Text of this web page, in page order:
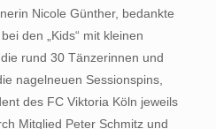
Nicole Günther, bedankte
den „Kids“ mit kleinen
rund 30 Tänzerinnen und
nagelneuen Sessionspins,
des FC Viktoria Köln jeweils
Mitglied Peter Schmitz und